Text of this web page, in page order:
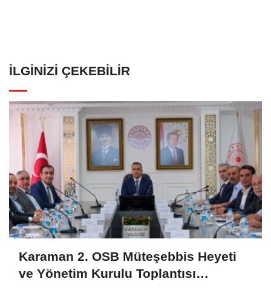
İLGINIZI ÇEKEBILIR
Karaman 2. OSB Müteşebbis Heyeti
ve Yönetim Kurulu Toplantısı